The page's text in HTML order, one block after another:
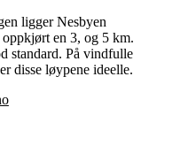
ligger Nesbyen
en 3, og 5 km.
standard. På vindfulle
disse løypene ideelle.